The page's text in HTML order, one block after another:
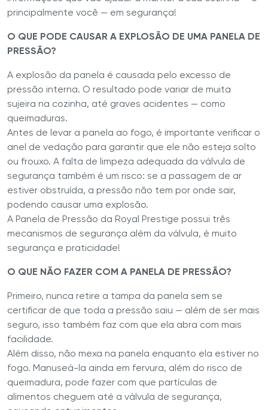
principalmente você — em segurança!
O QUE PODE CAUSAR A EXPLOSÃO DE UMA PANELA DE
PRESSÃO?
A explosão da panela é causada pelo excesso de
pressão interna. O resultado pode variar de muita
sujeira na cozinha, até graves acidentes — como
queimaduras.
Antes de levar a panela ao fogo, é importante verificar o
anel de vedação para garantir que ele não esteja solto
ou frouxo. A falta de limpeza adequada da válvula de
segurança também é um risco: se a passagem de ar
estiver obstruída, a pressão não tem por onde sair,
podendo causar uma explosão.
A Panela de Pressão da Royal Prestige possui três
mecanismos de segurança além da válvula, é muito
segurança e praticidade!
O QUE NÃO FAZER COM A PANELA DE PRESSÃO?
Primeiro, nunca retire a tampa da panela sem se
certificar de que toda a pressão saiu — além de ser mais
seguro, isso também faz com que ela abra com mais
facilidade.
Além disso, não mexa na panela enquanto ela estiver no
fogo. Manuseá-la ainda em fervura, além do risco de
queimadura, pode fazer com que partículas de
alimentos cheguem até a válvula de segurança,